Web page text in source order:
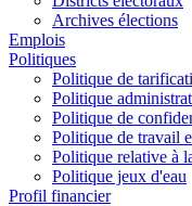
Archives élections
Emplois
Politiques
Politique de
Politique
Politique de
Politique de travail
Politique relative à
Politique jeux d'eau
Profil financier